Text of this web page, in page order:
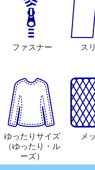
ファスナー ス
ゆったりサイズ
（ゆったり・ル
ーズ）
メ